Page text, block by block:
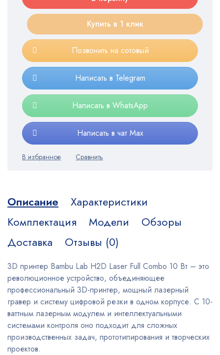
Купить в 1 клик
Позвонить на сотовый
Написать в Telegram
Написать в WhatsApp
Написать в чат Max
Описание
Характеристики
Комплектация
Модели
Обзоры
Доставка
Отзывы (0)
3D принтер Bambu Lab H2D Laser Full Combo 10 Вт – это
революционное устройство, объединяющее
профессиональный 3D-принтер, мощный лазерный
гравер и систему цифровой резки в одном корпусе. С 10-
ваттным лазерным модулем и интеллектуальными
системами контроля оно подходит для сложных
производственных задач, прототипирования и творческих
проектов.